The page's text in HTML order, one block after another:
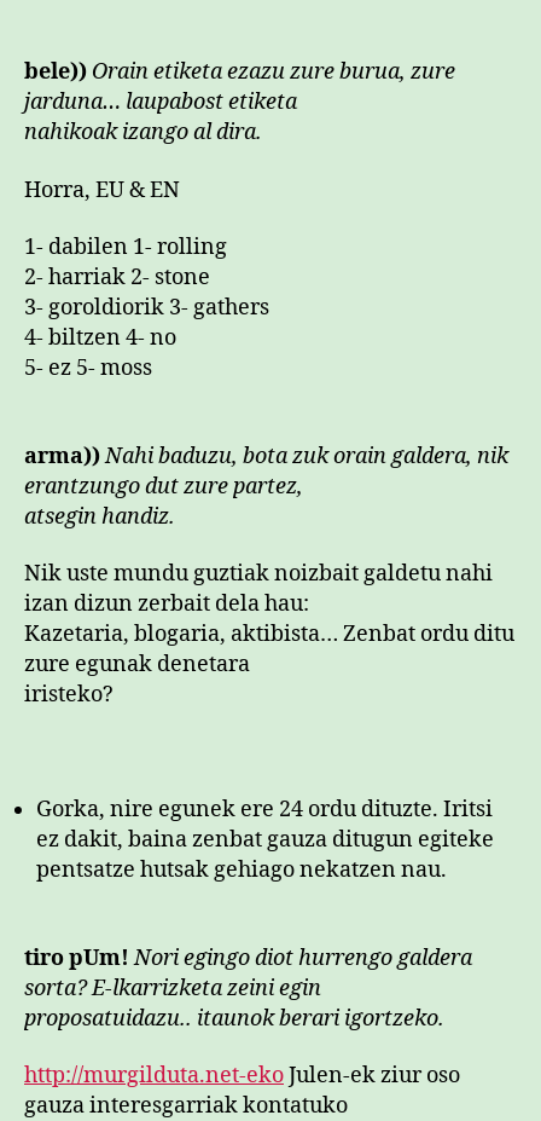
bele)) Orain etiketa ezazu zure burua, zure
jarduna… laupabost etiketa
nahikoak izango al dira.
Horra, EU & EN
1- dabilen 1- rolling
2- harriak 2- stone
3- goroldiorik 3- gathers
4- biltzen 4- no
5- ez 5- moss
arma))Nahi baduzu, bota zuk orain galdera, nik
erantzungo dut zure partez,
atsegin handiz.
Nik uste mundu guztiak noizbait galdetu nahi
izan dizun zerbait dela hau:
Kazetaria, blogaria, aktibista… Zenbat ordu ditu
zure egunak denetara
iristeko?
Gorka, nire egunek ere 24 ordu dituzte. Iritsi
ez dakit, baina zenbat gauza ditugun egiteke
pentsatze hutsak gehiago nekatzen nau.
tiro pUm! Nori egingo diot hurrengo galdera
sorta?E-lkarrizketa zeini egin
proposatuidazu.. itaunok berari igortzeko.
http://murgilduta.net-ekoJulen-ek ziur oso
gauza interesgarriak kontatuko